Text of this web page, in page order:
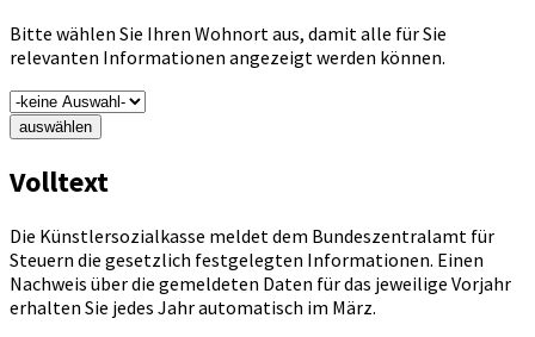
Bitte wählen Sie Ihren Wohnort aus, damit alle für Sie
relevanten Informationen angezeigt werden können.
auswählen
Volltext
Die Künstlersozialkasse meldet dem Bundeszentralamt für
Steuern die gesetzlich festgelegten Informationen. Einen
Nachweis über die gemeldeten Daten für das jeweilige Vorjahr
erhalten Sie jedes Jahr automatisch im März.